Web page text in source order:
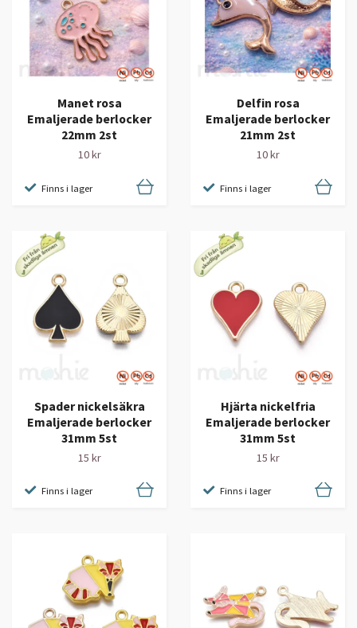
Manet rosa
Emaljerade berlocker
22mm 2st
10 kr
Finns i lager
Delfin rosa
Emaljerade berlocker
21mm 2st
10 kr
Finns i lager
Spader nickelsäkra
Emaljerade berlocker
31mm 5st
15 kr
Finns i lager
Hjärta nickelfria
Emaljerade berlocker
31mm 5st
15 kr
Finns i lager